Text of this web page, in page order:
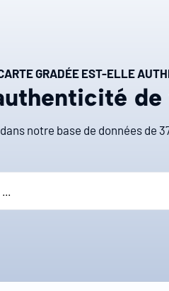
GRADÉE EST-ELLE
notre base de données de